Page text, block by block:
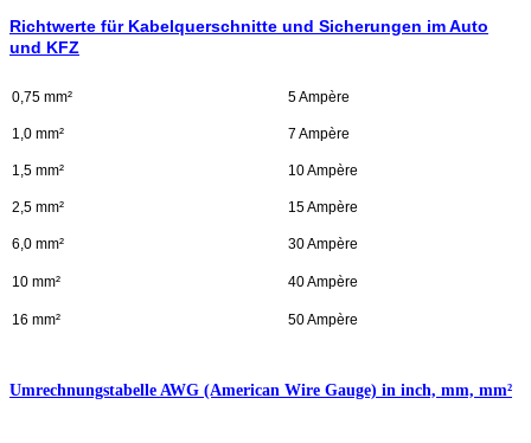
Richtwerte für Kabelquerschnitte und Sicherungen im Auto
und KFZ
0,75 mm² 5 Ampère
1,0 mm² 7 Ampère
1,5 mm² 10 Ampère
2,5 mm² 15 Ampère
6,0 mm² 30 Ampère
10 mm² 40 Ampère
16 mm² 50 Ampère
Umrechnungstabelle AWG (American Wire Gauge) in inch, mm, mm²